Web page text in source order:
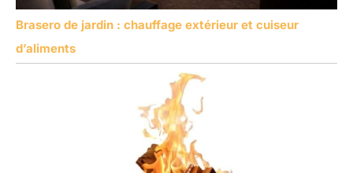
Brasero de jardin : chauffage extérieur et cuiseur
d’aliments